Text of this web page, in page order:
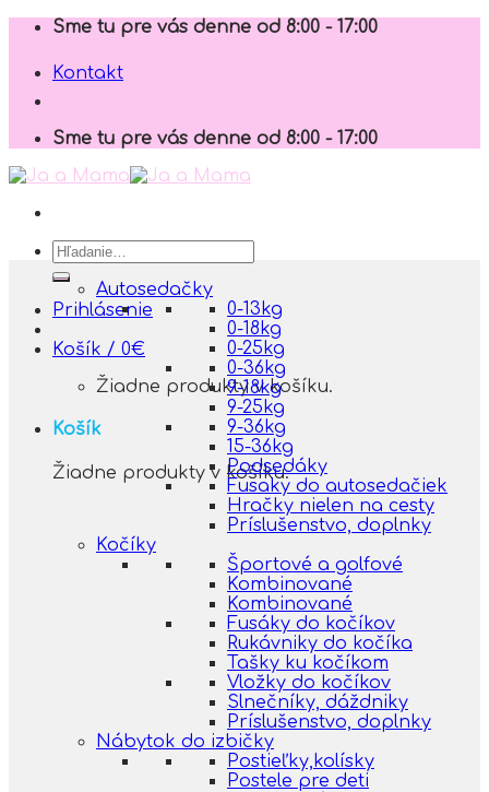
Skip
content
Sme tu pre vás denne od 8:00 - 17:00
Kontakt
Sme tu pre vás denne od 8:00 - 17:00
Hľadať:
Prihlásenie
Košík / 0€
Žiadne produkty v košíku.
Košík
Žiadne produkty v košíku.
Autosedačky
0-13kg
0-18kg
0-25kg
0-36kg
9-18kg
9-25kg
9-36kg
15-36kg
Podsedáky
Fusaky do autosedačiek
Hračky nielen na cesty
Príslušenstvo, doplnky
Kočíky
Športové a golfové
Kombinované
Kombinované
Fusáky do kočíkov
Rukávniky do kočíka
Tašky ku kočíkom
Vložky do kočíkov
Slnečníky, dáždniky
Príslušenstvo, doplnky
Nábytok do izbičky
Postieľky,kolísky
Postele pre deti